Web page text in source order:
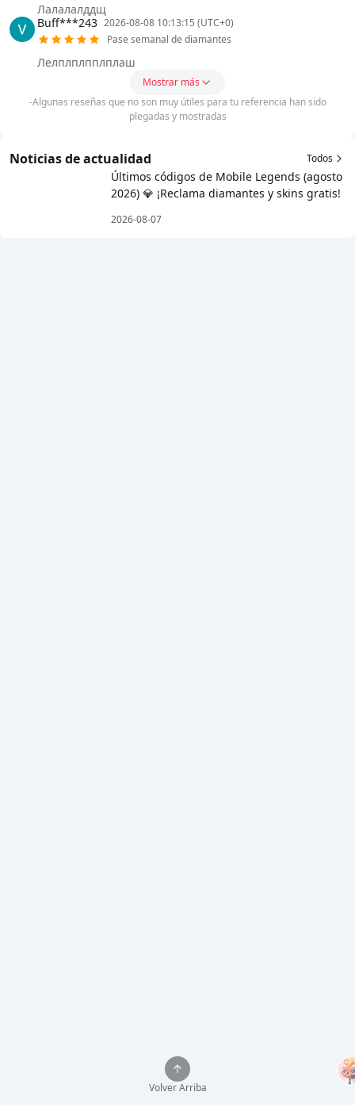
Лалалалддщ
Buff***243 2026-08-08 10:13:15 (UTC+0)
Pase semanal de diamantes
Лелплплпплплаш
Mostrar más
-Algunas reseñas que no son muy útiles para tu referencia han sido
plegadas y mostradas
Noticias de actualidad Todos
Últimos códigos de Mobile Legends (agosto
2026) 💎 ¡Reclama diamantes y skins gratis!
2026-08-07
Volver Arriba